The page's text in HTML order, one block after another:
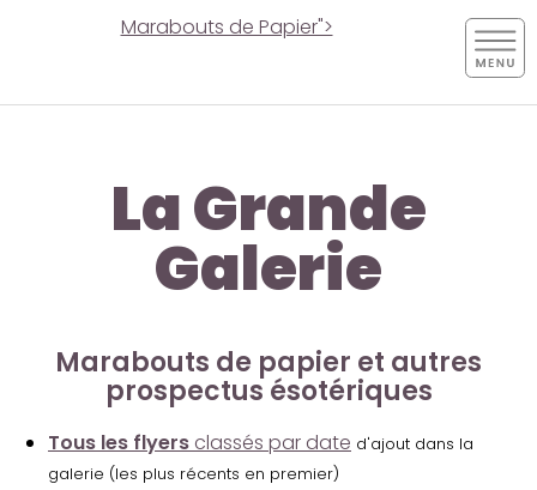
Marabouts de Papier">
La Grande
Galerie
Marabouts de papier et autres
prospectus ésotériques
Tous les flyers classés par date d'ajout dans la
galerie (les plus récents en premier)